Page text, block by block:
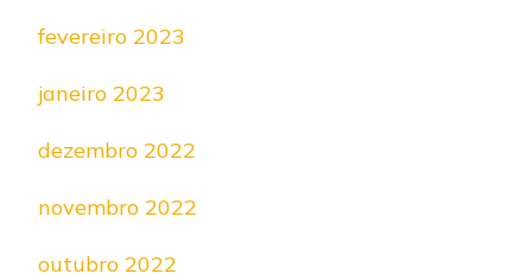
fevereiro 2023
janeiro 2023
dezembro 2022
novembro 2022
outubro 2022